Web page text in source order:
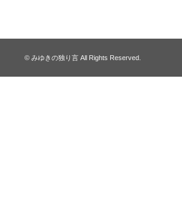
© みゆきの独り言 All Rights Reserved.